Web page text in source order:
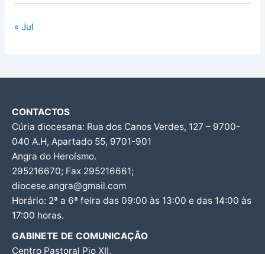
« Jul
CONTACTOS
Cúria diocesana: Rua dos Canos Verdes, 127 – 9700-
040 A.H, Apartado 55, 9701-901
Angra do Heroísmo.
295216670; Fax 295216661;
diocese.angra@gmail.com
Horário: 2ª a 6ª feira das 09:00 às 13:00 e das 14:00 às
17:00 horas.
GABINETE DE COMUNICAÇÃO
Centro Pastoral Pio XII,